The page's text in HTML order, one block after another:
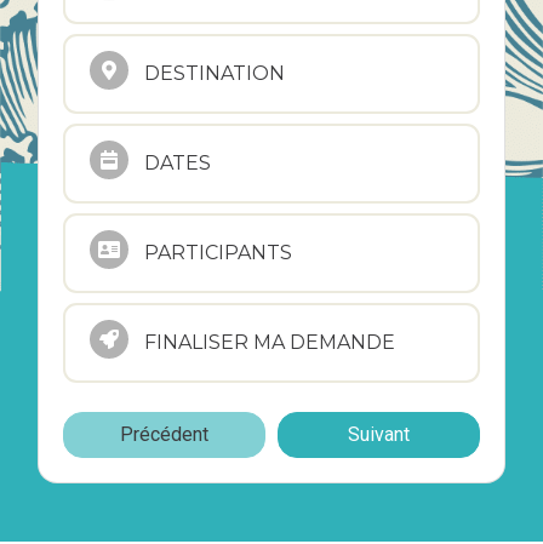
DESTINATION
DATES
PARTICIPANTS
FINALISER MA DEMANDE
Précédent Suivant